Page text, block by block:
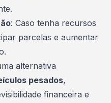
: Caso tenha recursos
parcelas e aumentar
alternativa
pesados,
financeira e